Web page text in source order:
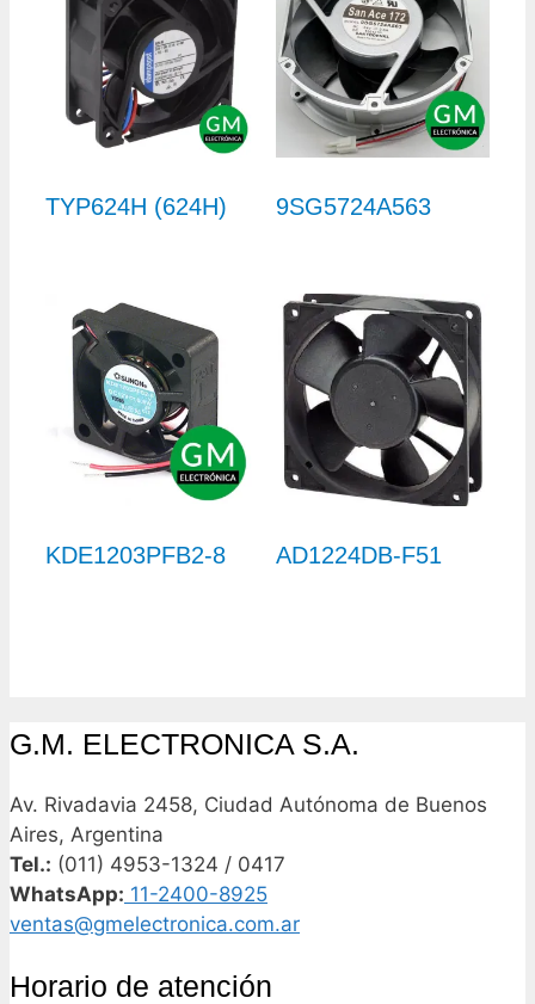
TYP624H (624H) 9SG5724A563
KDE1203PFB2-8 AD1224DB-F51
G.M. ELECTRONICA S.A.
Av. Rivadavia 2458, Ciudad Autónoma de Buenos
Aires, Argentina
Tel.: (011) 4953-1324 / 0417
WhatsApp: 11-2400-8925
ventas@gmelectronica.com.ar
Horario de atención